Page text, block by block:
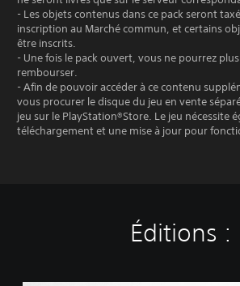
- Les objets contenus dans ce pack seront
inscription au Marché commun, et certains
être inscrits.
- Une fois le pack ouvert, vous ne pourrez
rembourser.
- Afin de pouvoir accéder à ce contenu
vous procurer le disque du jeu en vente
jeu sur le PlayStation®Store. Le jeu nécessite
téléchargement et une mise à jour pour
Éditions :